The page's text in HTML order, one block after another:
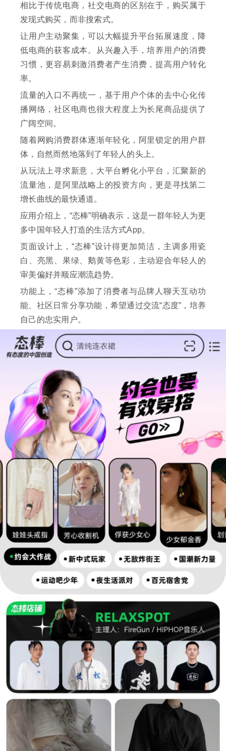
相比于传统电商，社交电商的区别在于，购买属于
发现式购买，而非搜索式。
让用户主动聚集，可以大幅提升平台拓展速度，降
低电商的获客成本。从兴趣入手，培养用户的消费
习惯，更容易刺激消费者产生消费，提高用户转化
率。
流量的入口不再统一，基于用户个体的去中心化传
播网络，社区电商也很大程度上为长尾商品提供了
广阔空间。
随着网购消费群体逐渐年轻化，阿里锁定的用户群
体，自然而然地落到了年轻人的头上。
从玩法上寻求新意，大平台孵化小平台，汇聚新的
流量池，是阿里战略上的投资方向，更是寻找第二
增长曲线的最快通道。
应用介绍上，“态棒”明确表示，这是一群年轻人为更
多中国年轻人打造的生活方式App。
页面设计上，“态棒”设计得更加简洁，主调多用瓷
白、亮黑、果绿、鹅黄等色彩，主动迎合年轻人的
审美偏好并顺应潮流趋势。
功能上，“态棒”添加了消费者与品牌人聊天互动功
能、社区日常分享功能，希望通过交流“态度”，培养
自己的忠实用户。